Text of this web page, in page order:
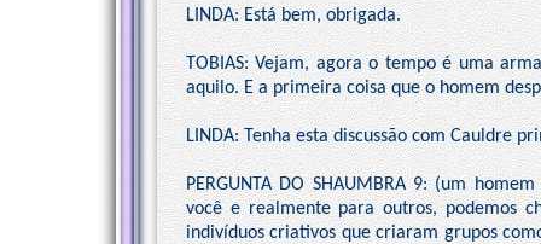
LINDA: Está bem, obrigada.
TOBIAS: Vejam, agora o tempo é uma
aquilo. E a primeira coisa que o homem
LINDA: Tenha esta discussão com Cauldre
PERGUNTA DO SHAUMBRA 9: (um
você e realmente para outros, podemos
indivíduos criativos que criaram grupos